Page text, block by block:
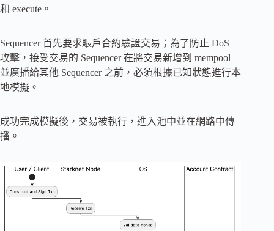
和 execute。
Sequencer 首先要求賬戶合約驗證交易；為了防止 DoS
攻擊，接受交易的 Sequencer 在將交易新增到 mempool
並廣播給其他 Sequencer 之前，必須根據已知狀態進行本
地模擬。
成功完成模擬後，交易被執行，進入池中並在網路中傳
播。